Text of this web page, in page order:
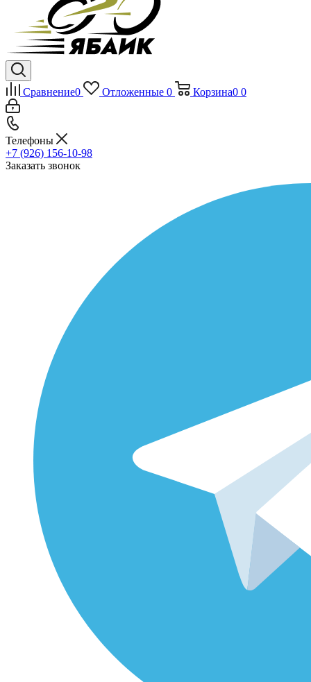
Сравнение0 Отложенные 0 Корзина0 0
Телефоны
+7 (926) 156-10-98
Заказать звонок